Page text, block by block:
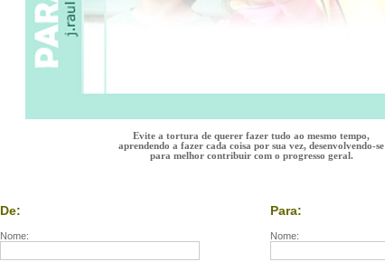
Evite a tortura de querer fazer tudo ao mesmo tempo,
aprendendo a fazer cada coisa por sua vez, desenvolvendo-se
para melhor contribuir com o progresso geral.
De:
Nome:
Para:
Nome: